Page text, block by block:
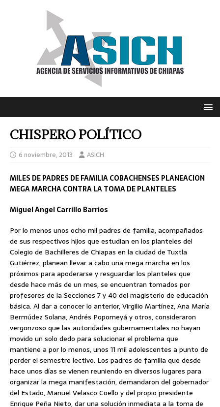
CHISPERO POLÍTICO
6 noviembre, 2013 ASICH
MILES DE PADRES DE FAMILIA COBACHENSES PLANEACION
MEGA MARCHA CONTRA LA TOMA DE PLANTELES
Miguel Angel Carrillo Barrios
Por lo menos unos ocho mil padres de familia, acompañados
de sus respectivos hijos que estudian en los planteles del
Colegio de Bachilleres de Chiapas en la ciudad de Tuxtla
Gutiérrez, planean llevar a cabo una mega marcha en los
próximos para apoderarse y resguardar los planteles que
desde hace más de un mes, se encuentran tomados por
profesores de la Secciones 7 y 40 del magisterio de educación
básica. Al dar a conocer lo anterior, Virgilio Martínez, Ana María
Bermúdez Solana, Andrés Popomeyá y otros, consideraron
vergonzoso que las autoridades gubernamentales no hayan
movido un solo dedo para solucionar el problema que
mantiene a por lo menos, unos 11 mil adolescentes a punto de
perder el semestre lectivo. Los padres de familia que desde
hace unos días se vienen reuniendo en diversos lugares para
organizar la mega manifestación, demandaron del gobernador
del Estado, Manuel Velasco Coello y del propio presidente
Enrique Peña Nieto, dar una solución inmediata a la toma de